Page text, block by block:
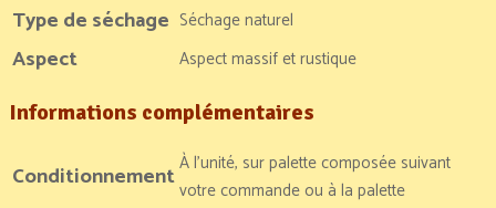
Type de séchage Séchage naturel
Aspect
Aspect massif et rustique
Informations complémentaires
ConditionnementÀ l’unité, sur palette composée suivant
votre commande ou à la palette